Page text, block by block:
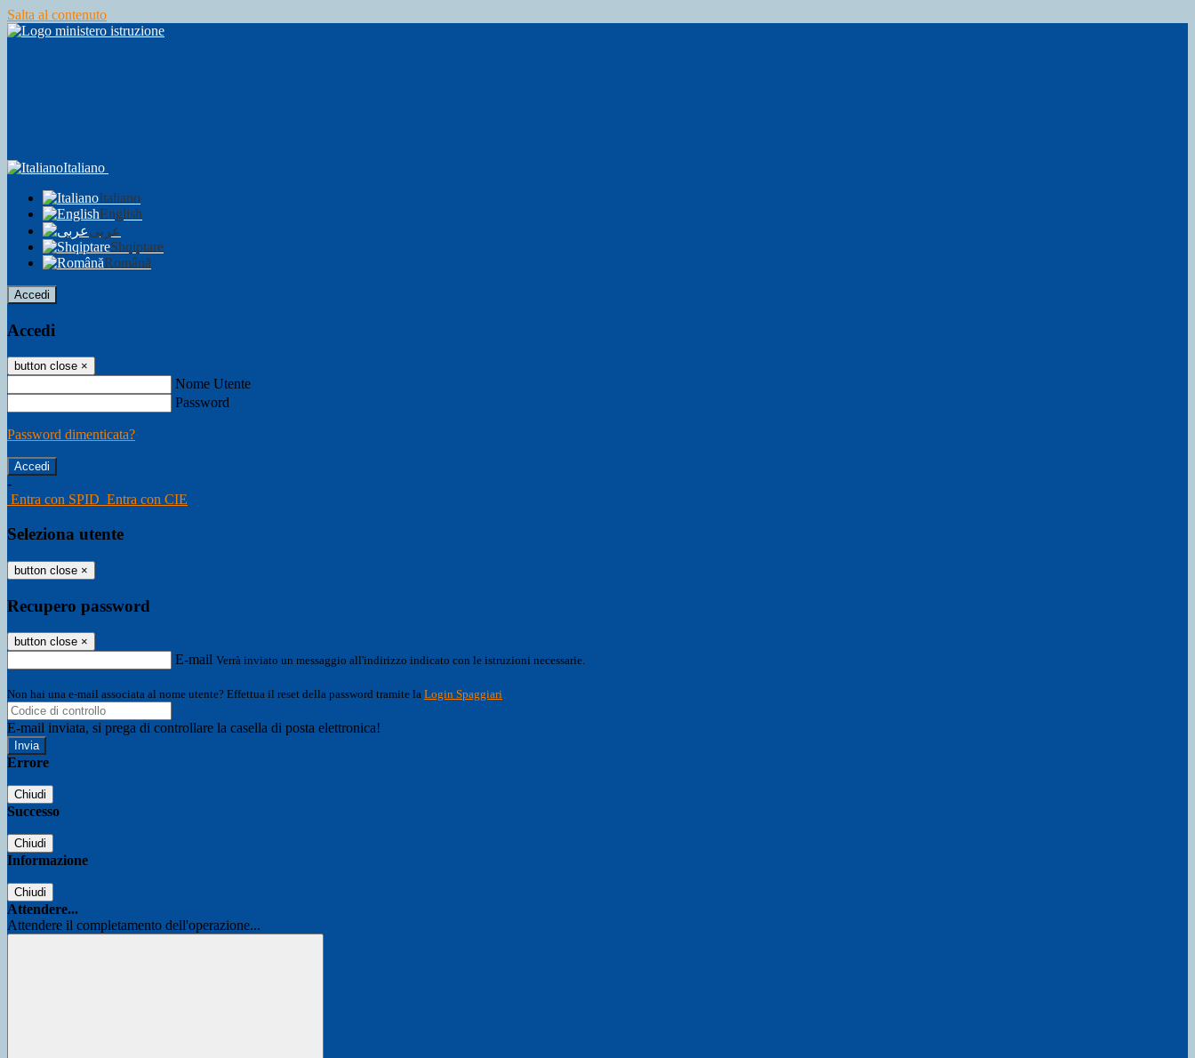
Salta al contenuto
Italiano
Italiano
English
عربى
Shqiptare
Română
Accedi
Accedi
button close ×
Nome Utente
Password
Password dimenticata?
-
Entra con SPID Entra con CIE
Seleziona utente
button close ×
Recupero password
button close ×
E-mail Verrà inviato un messaggio all'indirizzo indicato con le istruzioni necessarie.
Non hai una e-mail associata al nome utente? Effettua il reset della password tramite la Login Spaggiari
E-mail inviata, si prega di controllare la casella di posta elettronica!
Errore
Chiudi
Successo
Chiudi
Informazione
Chiudi
Attendere...
Attendere il completamento dell'operazione...